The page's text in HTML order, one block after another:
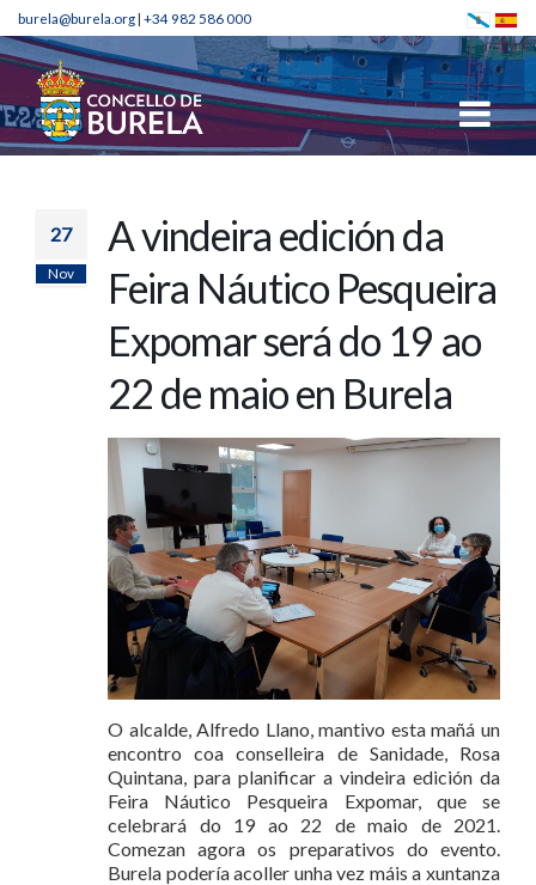
burela@burela.org| +34 982 586 000
27
Nov
A vindeira edición da
Feira Náutico Pesqueira
Expomar será do 19 ao
22 de maio en Burela
O alcalde, Alfredo Llano, mantivo esta mañá un
encontro coa conselleira de Sanidade, Rosa
Quintana, para planificar a vindeira edición da
Feira Náutico Pesqueira Expomar, que se
celebrará do 19 ao 22 de maio de 2021.
Comezan agora os preparativos do evento.
Burela podería acoller unha vez máis a xuntanza